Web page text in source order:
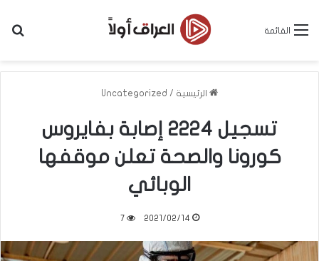
القائمة
الرئيسية /
Uncategorized
تسجيل 2224 إصابة بفايروس
كورونا والصحة تعلن موقفها
الوبائي
2021/02/14
7